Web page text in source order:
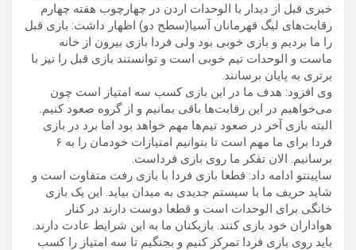
خبری قبل از دیدار با الوحدات اردن در چهارچوب هفته چهارم
رقابت‌های لیگ قهرمانان آسیا(سطح دو) اظهار داشت: بازی قبل
را ما بردیم و بازی خوبی بود ولی فردا بازی بیرون از خانه
ماست و الوحدات تیم خوبی است و توانستند بازی قبل را نیز با
برتری به پایان برسانند.
وی افزود: هدف ما در این بازی کسب سه امتیاز است چون
می‌خواهیم در این رقابت‌ها باقی بمانیم و از گروه صعود کنیم.
البته بازی آخر در صعود تیم‌ها مهم خواهد بود اما برد در بازی
فردا برای ما مهم است تا بتوانیم امتیازات خودمان را به ۶
برسانیم. الان تفکر ما روی بازی فرداست.
ساپینتو ادامه داد: قطعا بازی فردا با بازی رفت متفاوت است و
شاید حریف ما با سیستم جدیدی به میدان بیاید. این یک بازی
خانگی برای الوحدات است و قطعا دوست دارند در کنار
هواداران خود بازی کنند. بازیکنان ما به این شرایط عادت دارند.
باید روی بازی فردا تمرکز کنیم و بجنگیم تا سه امتیاز را کسب